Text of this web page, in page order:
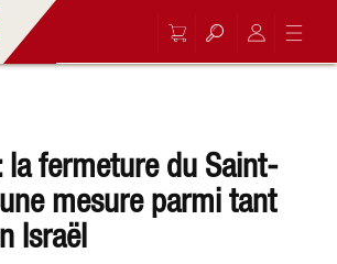
la fermeture du Saint-
mesure parmi tant
Israël